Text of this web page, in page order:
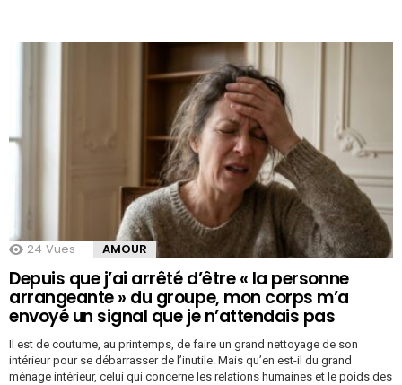
24 Vues AMOUR
Depuis que j’ai arrêté d’être « la personne
arrangeante » du groupe, mon corps m’a
envoyé un signal que je n’attendais pas
Il est de coutume, au printemps, de faire un grand nettoyage de son
intérieur pour se débarrasser de l’inutile. Mais qu’en est-il du grand
ménage intérieur, celui qui concerne les relations humaines et le poids des